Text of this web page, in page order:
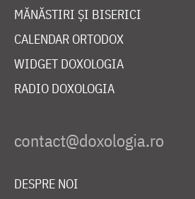
MĂNĂSTIRI ȘI BISERICI
CALENDAR ORTODOX
WIDGET DOXOLOGIA
RADIO DOXOLOGIA
DESPRE NOI